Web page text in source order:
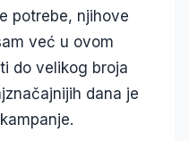
potrebe, njihove
već u ovom
do velikog broja
dana je